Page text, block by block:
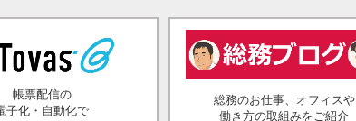
帳票配信の
子化・自動化で
総務のお仕事、オフィスや
働き方の取組みをご紹介